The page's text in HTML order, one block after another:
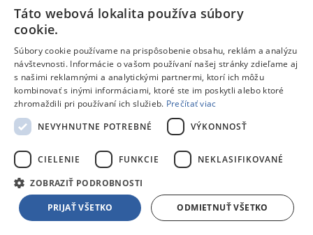
EXTOL 8897320
Na objednávku
59,90 €
EXTOL 8897321
Skladom 1 kus
99,99 €
Viking PN-962PD QC3.0 20000mAh čierny
48,75 €
Canyon PB-106 10000mAh čierny
Skladom 2 kusy
15,65 €
Táto webová lokalita používa súbory
cookie.
Súbory cookie používame na prispôsobenie obsahu, reklám a analýzu
návštevnosti. Informácie o vašom používaní našej stránky zdieľame aj
s našimi reklamnými a analytickými partnermi, ktorí ich môžu
kombinovať s inými informáciami, ktoré ste im poskytli alebo ktoré
zhromaždili pri používaní ich služieb. Prečítať viac
NEVYHNUTNE POTREBNÉ
VÝKONNOSŤ
CIELENIE FUNKCIE NEKLASIFIKOVANÉ
ZOBRAZIŤ PODROBNOSTI
PRIJAŤ VŠETKO ODMIETNUŤ VŠETKO